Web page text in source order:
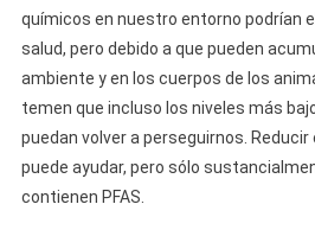
químicos en nuestro entorno podrían
salud, pero debido a que pueden
ambiente y en los cuerpos de los
temen que incluso los niveles más
puedan volver a perseguirnos.
puede ayudar, pero sólo
contienen PFAS.